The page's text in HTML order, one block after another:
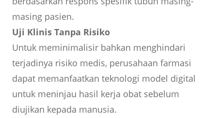
masing pasien.
Uji Klinis Tanpa Risiko
Untuk meminimalisir bahkan menghindari
terjadinya risiko medis, perusahaan farmasi
dapat memanfaatkan teknologi model digital
untuk meninjau hasil kerja obat sebelum
diujikan kepada manusia.